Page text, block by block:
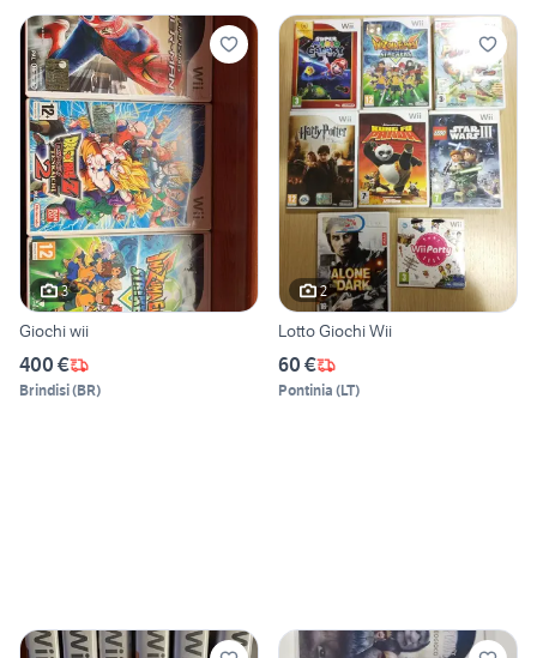
3
Giochi wii
400 €
Brindisi(BR)
2
Lotto Giochi Wii
60 €
Pontinia (LT)